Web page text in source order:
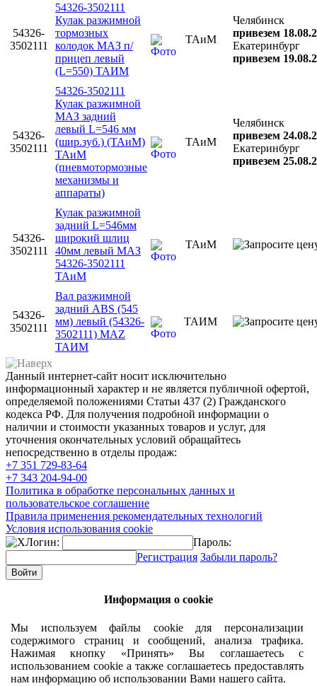
54326-
3502111
54326-3502111
Кулак разжимной
тормозных
колодок МАЗ п/
прицеп левый
(L=550) ТАИМ
ТАиМ
Челябинск
привезем
Екатеринбург
привезем
54326-
3502111
54326-3502111
Кулак разжимной
МАЗ задний
левый L=546 мм
(шир.зуб.) (ТАиМ)
ТАиМ
(пневмотормозные
механизмы и
аппараты)
ТАиМ
Челябинск
привезем
Екатеринбург
привезем
54326-
3502111
Кулак разжимной
задний L=546мм
широкий шлиц
40мм левый МАЗ
54326-3502111
ТАиМ
ТАиМ
54326-
3502111
Вал разжимной
задний АВS (545
мм) левый (54326-
3502111) MAZ
ТАИМ
ТАИМ
Данный интернет-сайт носит исключительно
информационный характер и не является публичной офертой,
определяемой положениями Статьи 437 (2) Гражданского
кодекса РФ. Для получения подробной информации о
наличии и стоимости указанных товаров и услуг, для
уточнения окончательных условий обращайтесь
непосредственно в отделы продаж:
+7 351 729-83-64
+7 343 204-94-00
Политика в обработке персональных данных и
пользовательское соглашение
Правила применения рекомендательных технологий
Условия использования cookie
Логин:
Пароль:
Регистрация Забыли пароль?
Информация о cookie
Мы используем файлы cookie для персонализации
содержимого страниц и сообщений, анализа трафика.
Нажимая кнопку «Принять» Вы соглашаетесь с
использованием cookie а также соглашаетесь предоставлять
нам информацию об использовании Вами нашего сайта.